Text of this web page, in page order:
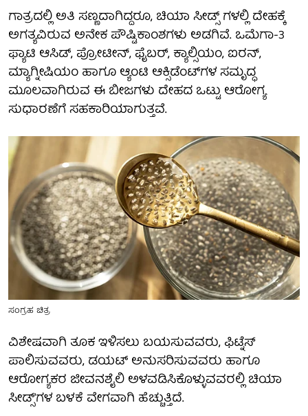
ಗಾತ್ರದಲ್ಲಿ ಅತಿ ಸಣ್ಣದಾಗಿದ್ದರೂ, ಚಿಯಾ ಸೀಡ್ಸ್ ಗಳಲ್ಲಿ ದೇಹಕ್ಕೆ
ಅಗತ್ಯವಿರುವ ಅನೇಕ ಪೌಷ್ಟಿಕಾಂಶಗಳು ಅಡಗಿವೆ. ಒಮೆಗಾ-3
ಫ್ಯಾಟಿ ಆಸಿಡ್, ಪ್ರೋಟೀನ್, ಫೈಬರ್, ಕ್ಯಾಲ್ಸಿಯಂ, ಐರನ್,
ಮ್ಯಾಗ್ನೀಷಿಯಂ ಹಾಗೂ ಆ್ಯಂಟಿ ಆಕ್ಸಿಡೆಂಟ್‌ಗಳ ಸಮೃದ್ಧ
ಮೂಲವಾಗಿರುವ ಈ ಬೀಜಗಳು ದೇಹದ ಒಟ್ಟು ಆರೋಗ್ಯ
ಸುಧಾರಣೆಗೆ ಸಹಕಾರಿಯಾಗುತ್ತವೆ.
ಸಂಗ್ರಹ ಚಿತ್ರ
ವಿಶೇಷವಾಗಿ ತೂಕ ಇಳಿಸಲು ಬಯಸುವವರು, ಫಿಟ್ನೆಸ್‌
ಪಾಲಿಸುವವರು, ಡಯಟ್ ಅನುಸರಿಸುವವರು ಹಾಗೂ
ಆರೋಗ್ಯಕರ ಜೀವನಶೈಲಿ ಅಳವಡಿಸಿಕೊಳ್ಳುವವರಲ್ಲಿ ಚಿಯಾ
ಸೀಡ್ಸ್'ಗಳ ಬಳಕೆ ವೇಗವಾಗಿ ಹೆಚ್ಚುತ್ತಿದೆ.